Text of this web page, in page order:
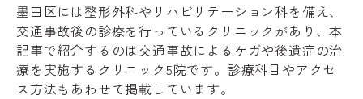
墨田区には整形外科やリハビリテーション科を備え、
交通事故後の診療を行っているクリニックがあり、本
記事で紹介するのは交通事故によるケガや後遺症の治
療を実施するクリニック5院です。診療科目やアクセ
ス方法もあわせて掲載しています。